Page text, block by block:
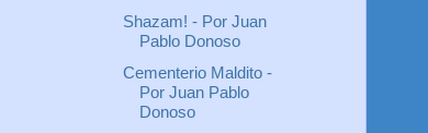
Shazam! - Por Juan
Pablo Donoso
Cementerio Maldito -
Por Juan Pablo
Donoso